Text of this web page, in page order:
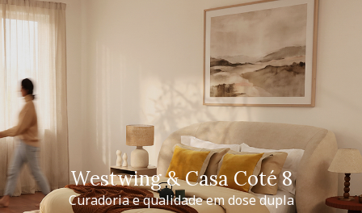
Westwing & Casa Coté 8
Curadoria e qualidade em dose dupla